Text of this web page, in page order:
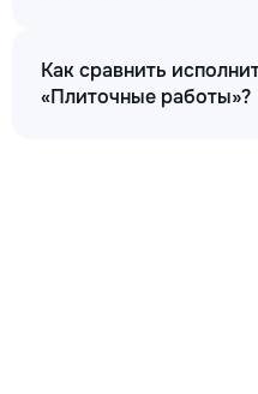
Как сравнить
«Плиточные работы»?